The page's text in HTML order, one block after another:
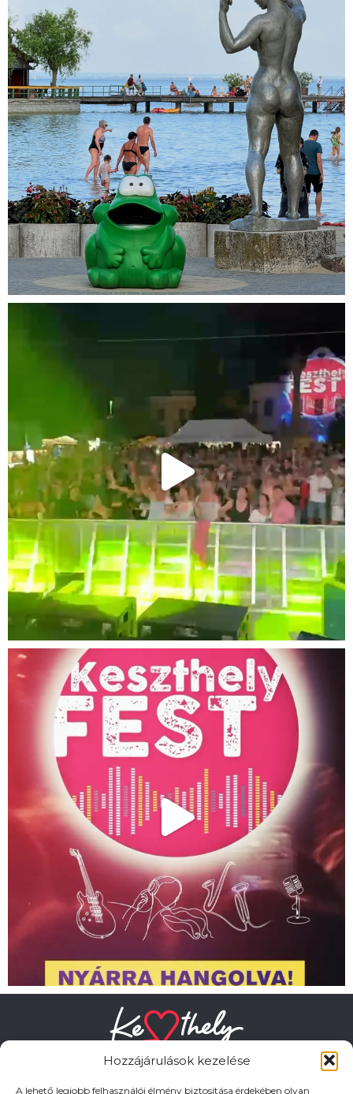
Hozzájárulások kezelése
A lehető legjobb felhasználói élmény biztosítása érdekében olyan